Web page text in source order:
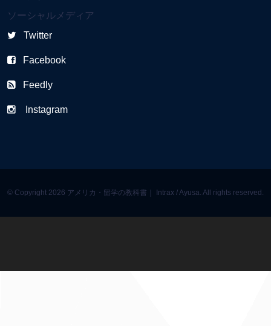
ソーシャルメディア
Twitter
Facebook
Feedly
Instagram
© Copyright 2026 アメリカ・留学の教科書｜ Intrax / Ayusa. All rights reserved.